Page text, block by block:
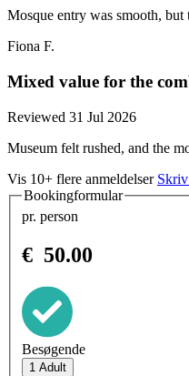
Mosque entry was smooth,
Fiona F.
Mixed value for the
Reviewed 31 Jul 2026
Museum felt rushed, and the
Vis 10+ flere anmeldelser
Bookingformular
pr. person
€ 50.00
Besøgende